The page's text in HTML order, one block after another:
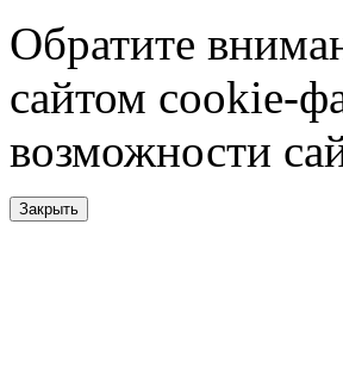
Обратите
сайтом cookie-
возможности
Закрыть